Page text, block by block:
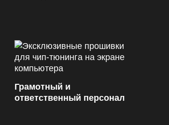
Грамотный и
ответственный персонал